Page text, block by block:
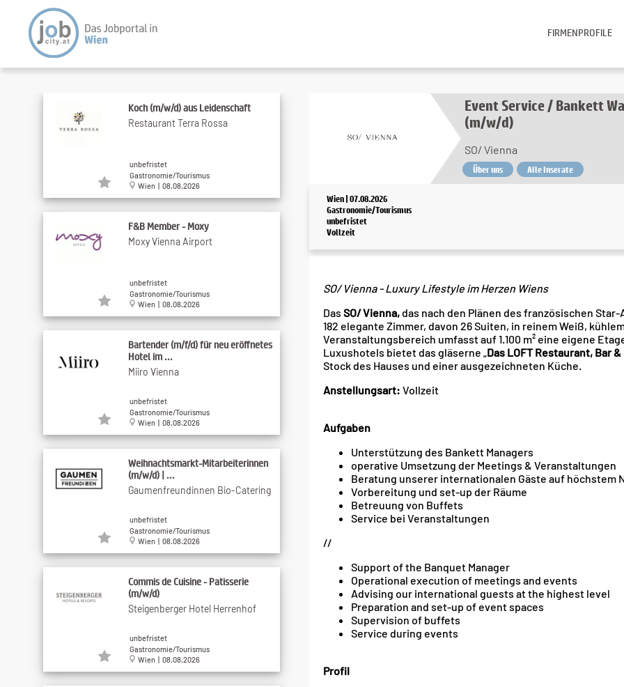
FIRMENPROFILE
Event Service / Bankett
(m/w/d)
SO/ Vienna
Über uns Alle Inserate
Wien | 07.08.2026
Gastronomie/Tourismus
unbefristet
Vollzeit
SO/ Vienna - Luxury Lifestyle im Herzen Wiens
Das SO/ Vienna,das nach den Plänen des französischen
182 elegante Zimmer, davon 26 Suiten, in reinem Weiß,
Veranstaltungsbereich umfasst auf 1.100 m² eine eigene
Luxushotels bietet das gläserne „ Das LOFT Restaurant, Bar
Stock des Hauses und einer ausgezeichneten Küche.
Anstellungsart: Vollzeit
Aufgaben
Unterstützung des Bankett Managers
operative Umsetzung der Meetings & Veranstaltungen
Beratung unserer internationalen Gäste auf höchstem
Vorbereitung und set-up der Räume
Betreuung von Buffets
Service bei Veranstaltungen
//
Support of the Banquet Manager
Operational execution of meetings and events
Advising our international guests at the highest level
Preparation and set-up of event spaces
Supervision of buffets
Service during events
Profil
Koch (m/w/d) aus Leidenschaft
Restaurant Terra Rossa
unbefristet
Gastronomie/Tourismus
Wien | 08.08.2026
F&B Member - Moxy
Moxy Vienna Airport
unbefristet
Gastronomie/Tourismus
Wien | 08.08.2026
Bartender (m/f/d) für neu eröffnetes
Hotel im ...
Miiro Vienna
unbefristet
Gastronomie/Tourismus
Wien | 08.08.2026
Weihnachtsmarkt-Mitarbeiterinnen
(m/w/d) | ...
Gaumenfreundinnen Bio-Catering
unbefristet
Gastronomie/Tourismus
Wien | 08.08.2026
Commis de Cuisine - Patisserie
(m/w/d)
Steigenberger Hotel Herrenhof
unbefristet
Gastronomie/Tourismus
Wien | 08.08.2026